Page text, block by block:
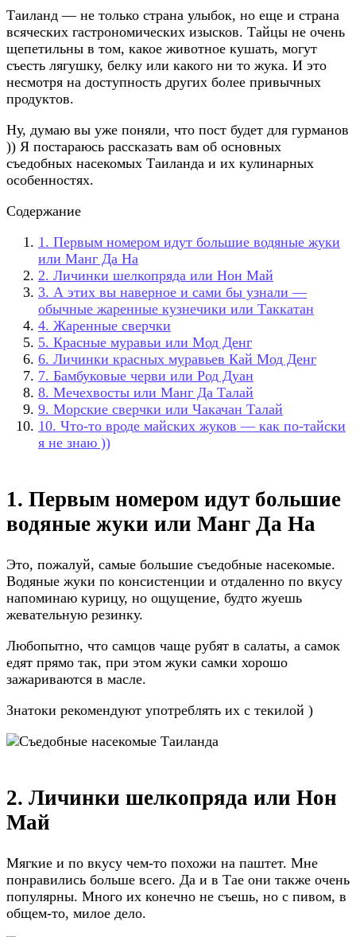
Таиланд — не только страна улыбок, но еще и страна
всяческих гастрономических изысков. Тайцы не очень
щепетильны в том, какое животное кушать, могут
съесть лягушку, белку или какого ни то жука. И это
несмотря на доступность других более привычных
продуктов.
Ну, думаю вы уже поняли, что пост будет для гурманов
)) Я постараюсь рассказать вам об основных
съедобных насекомых Таиланда и их кулинарных
особенностях.
Содержание
1. Первым номером идут большие водяные жуки
или Манг Да На
2. Личинки шелкопряда или Нон Май
3. А этих вы наверное и сами бы узнали —
обычные жаренные кузнечики или Таккатан
4. Жаренные сверчки
5. Красные муравьи или Мод Денг
6. Личинки красных муравьев Кай Мод Денг
7. Бамбуковые черви или Род Дуан
8. Мечехвосты или Манг Да Талай
9. Морские сверчки или Чакачан Талай
10. Что-то вроде майских жуков — как по-тайски
я не знаю ))
1. Первым номером идут большие
водяные жуки или Манг Да На
Это, пожалуй, самые большие съедобные насекомые.
Водяные жуки по консистенции и отдаленно по вкусу
напоминаю курицу, но ощущение, будто жуешь
жевательную резинку.
Любопытно, что самцов чаще рубят в салаты, а самок
едят прямо так, при этом жуки самки хорошо
зажариваются в масле.
Знатоки рекомендуют употреблять их с текилой )
2. Личинки шелкопряда или Нон
Май
Мягкие и по вкусу чем-то похожи на паштет. Мне
понравились больше всего. Да и в Тае они также очень
популярны. Много их конечно не съешь, но с пивом, в
общем-то, милое дело.